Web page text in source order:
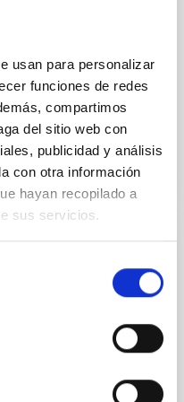
usan para personalizar
funciones de redes
compartimos
del sitio web con
publicidad y análisis
con otra información
hayan recopilado a
sus servicios.
sistemas. Estas
unos pocos miles de
materia oscura y
12/2025 - 16:44:46
impulsan una